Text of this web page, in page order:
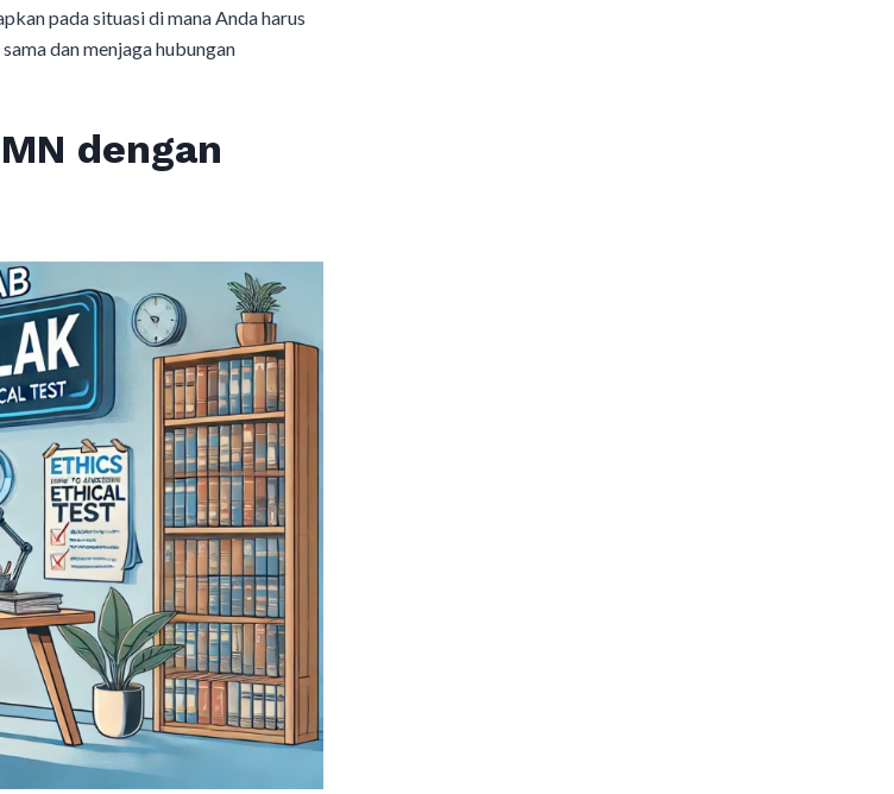
pada situasi di mana Anda harus
dan menjaga hubungan
dengan